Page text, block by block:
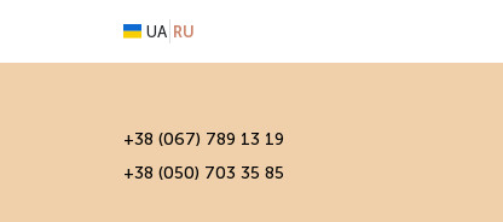
UA RU
+38 (067) 789 13 19
+38 (050) 703 35 85